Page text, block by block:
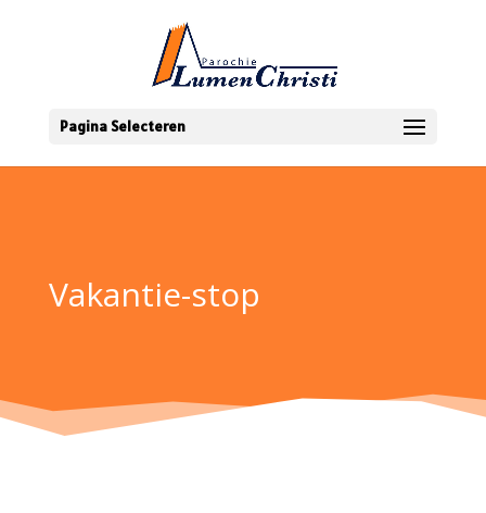
Pagina Selecteren
Vakantie-stop